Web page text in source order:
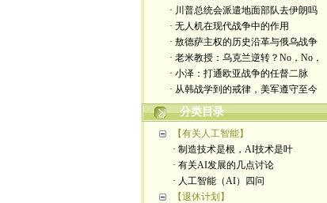
· 川普总统会派遣地面部队去伊朗吗
· 无人机在现代战争中的作用
· 敖德萨主权的历史沿革与俄乌战争
· 老米教授：乌克兰逆转？No，No，
· 小泽：打通欧亚战争的任督二脉
· 从韩战学到的戒律，美军遵守至今
分类目录
【有关人工智能】
· 制造技术是根，AI技术是叶
· 有关AI发展的几点讨论
· 人工智能（AI）四问
【退休计划】